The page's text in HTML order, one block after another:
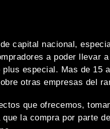
capital nacional,
a poder llevar
especial. Mas de 15
otras empresas del
que ofrecemos,
la compra por parte